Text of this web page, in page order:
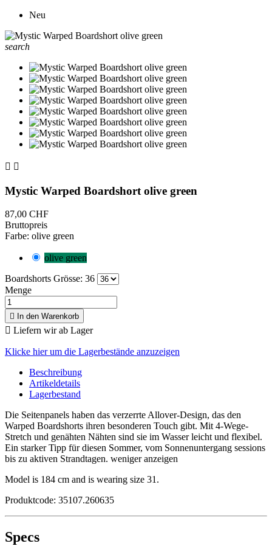
Neu
search
 
Mystic Warped Boardshort olive green
87,00 CHF
Bruttopreis
Farbe: olive green
olive green
Boardshorts Grösse: 36
Menge
 In den Warenkorb
 Liefern wir ab Lager
Klicke hier um die Lagerbestände anzuzeigen
Beschreibung
Artikeldetails
Lagerbestand
Die Seitenpanels haben das verzerrte Allover-Design, das den
Warped Boardshorts ihren besonderen Touch gibt. Mit 4-Wege-
Stretch und genähten Nähten sind sie im Wasser leicht und flexibel.
Ein starker Tipp für diesen Sommer, vom Sonnenuntergang sessions
bis zu aktiven Strandtagen. weniger anzeigen
Model is 184 cm and is wearing size 31.
Produktcode: 35107.260635
Specs